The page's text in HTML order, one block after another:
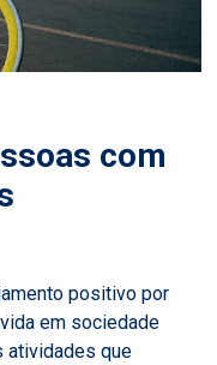
com
positivo por
em sociedade
atividades que